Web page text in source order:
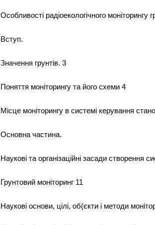
Особливості радіоекологічного моніторингу
Вступ.
Значення грунтів. 3
Поняття моніторингу та його схеми 4
Місце моніторингу в системі керування
Основна частина.
Наукові та організаційні засади створення
Грунтовий моніторинг 11
Наукові основи, цілі, об(єкти і методи